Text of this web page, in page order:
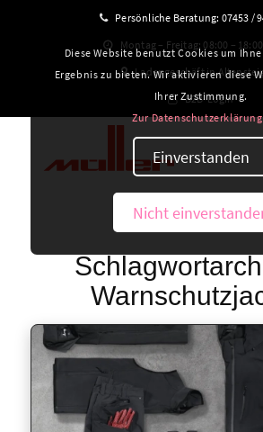
Persönliche Beratung: 07453 /
Montag – Freitag: 08:00 –
Ladengeschäft in
B2B-Login
Diese Website benutzt Cookies um
Ergebnis zu bieten. Wir aktivieren diese
Ihrer Zustimmung.
Zur Datenschutzerklärung
Einverstanden
Nicht